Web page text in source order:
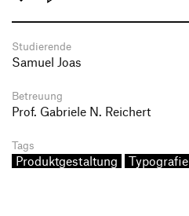
Studierende
Samuel Joas
Betreuung
Prof. Gabriele N. Reichert
Tags
Produktgestaltung Typografie